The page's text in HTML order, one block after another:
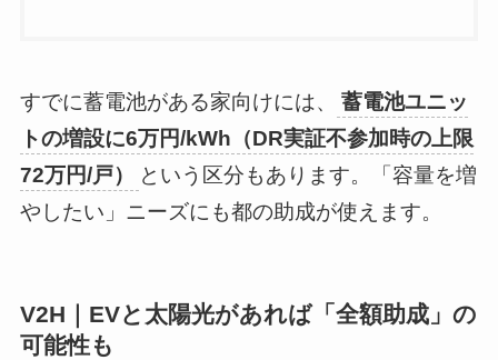
すでに蓄電池がある家向けには、
蓄電池ユニッ
トの増設に6万円/kWh（DR実証不参加時の上限
72万円/戸）
という区分もあります。「容量を増
やしたい」ニーズにも都の助成が使えます。
V2H｜EVと太陽光があれば「全額助成」の
可能性も